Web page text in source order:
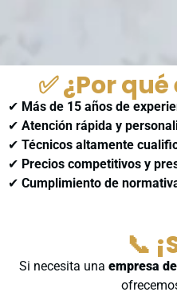
✅ ¿Por
✔ Más de 15 años de
✔ Atención rápida y
✔ Técnicos altamente
✔ Precios competitivos y
✔ Cumplimiento de
📞
Si necesita una empresa